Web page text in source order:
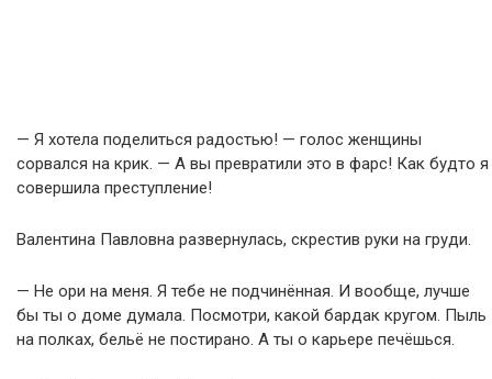
— Я хотела поделиться радостью! — голос женщины
сорвался на крик. — А вы превратили это в фарс! Как будто я
совершила преступление!
Валентина Павловна развернулась, скрестив руки на груди.
— Не ори на меня. Я тебе не подчинённая. И вообще, лучше
бы ты о доме думала. Посмотри, какой бардак кругом. Пыль
на полках, бельё не постирано. А ты о карьере печёшься.